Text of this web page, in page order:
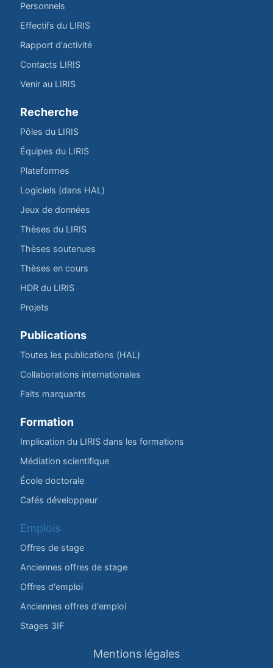
Personnels
Effectifs du LIRIS
Rapport d'activité
Contacts LIRIS
Venir au LIRIS
Recherche
Pôles du LIRIS
Équipes du LIRIS
Plateformes
Logiciels (dans HAL)
Jeux de données
Thèses du LIRIS
Thèses soutenues
Thèses en cours
HDR du LIRIS
Projets
Publications
Toutes les publications (HAL)
Collaborations internationales
Faits marquants
Formation
Implication du LIRIS dans les formations
Médiation scientifique
École doctorale
Cafés développeur
Emplois
Offres de stage
Anciennes offres de stage
Offres d'emploi
Anciennes offres d'emploi
Stages 3IF
Mentions légales